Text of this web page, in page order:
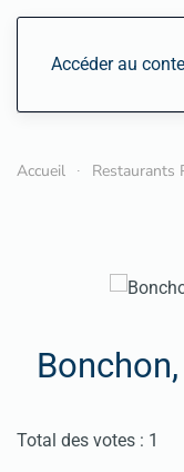
Accéder au
Accueil Restaurants
Vote utilisateur:5/
Total des votes : 1